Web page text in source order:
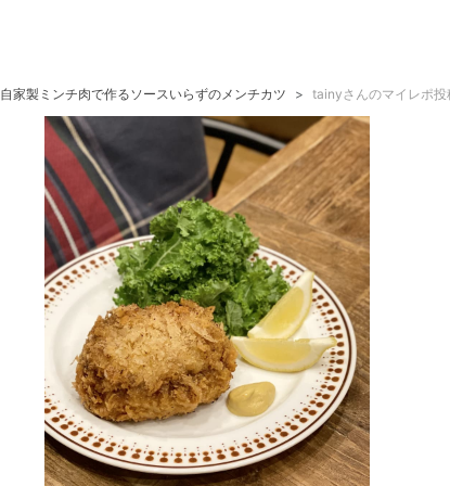
自家製ミンチ肉で作るソースいらずのメンチカツ tainyさんのマイレポ投